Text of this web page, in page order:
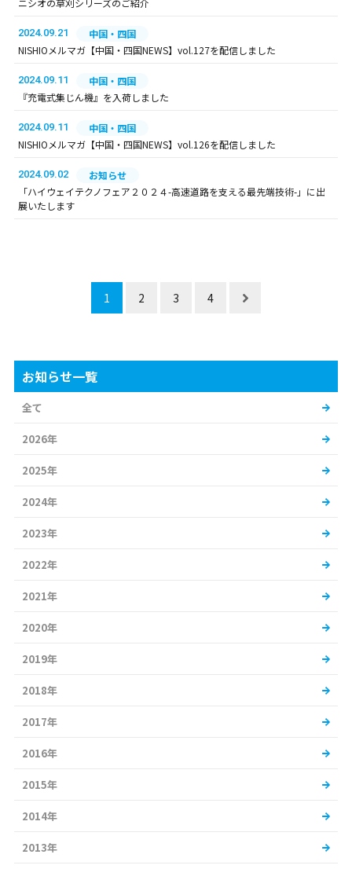
ニシオの草刈シリーズのご紹介
2024.09.21
中国・四国
NISHIOメルマガ【中国・四国NEWS】vol.127を配信しました
2024.09.11
中国・四国
『充電式集じん機』を入荷しました
2024.09.11
中国・四国
NISHIOメルマガ【中国・四国NEWS】vol.126を配信しました
2024.09.02
お知らせ
「ハイウェイテクノフェア２０２４-高速道路を支える最先端技術-」に出
展いたします
1 2 3 4
お知らせ一覧
全て
2026年
2025年
2024年
2023年
2022年
2021年
2020年
2019年
2018年
2017年
2016年
2015年
2014年
2013年